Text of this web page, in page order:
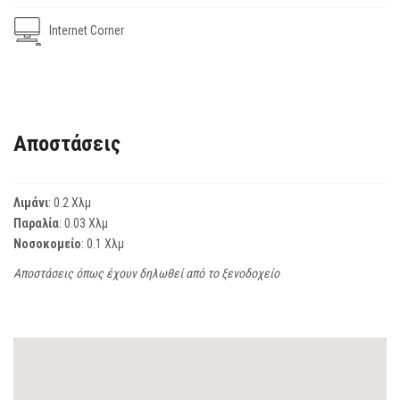
Internet Corner
Αποστάσεις
Λιμάνι: 0.2 Χλμ
Παραλία: 0.03 Χλμ
Νοσοκομείο: 0.1 Χλμ
Αποστάσεις όπως έχουν δηλωθεί από το ξενοδοχείο